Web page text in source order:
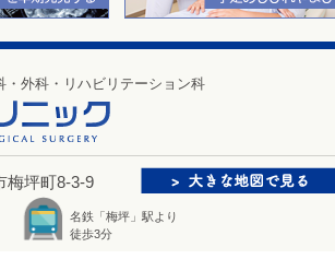
・外科・リハビリテーション科
梅坪町8-3-9
名鉄「梅坪」駅より
徒歩3分